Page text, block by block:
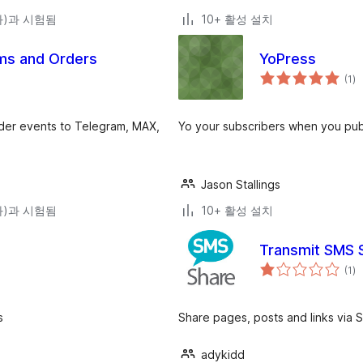
과 시험됨 10+ 활성 설치
and Orders
events to Telegram, MAX,
과 시험됨
YoPress
(1전
체)
Yo your subscribers when you
Jason Stallings
10+ 활성 설치
Transmit SMS
(1전
체)
Share pages, posts and links via
adykidd